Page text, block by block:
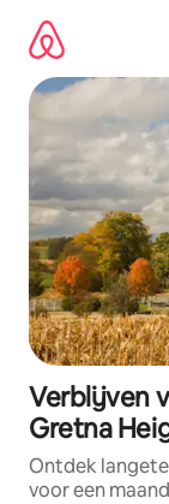
direct
naar
inhoud
Verblijven
Gretna
Ontdek
voor een